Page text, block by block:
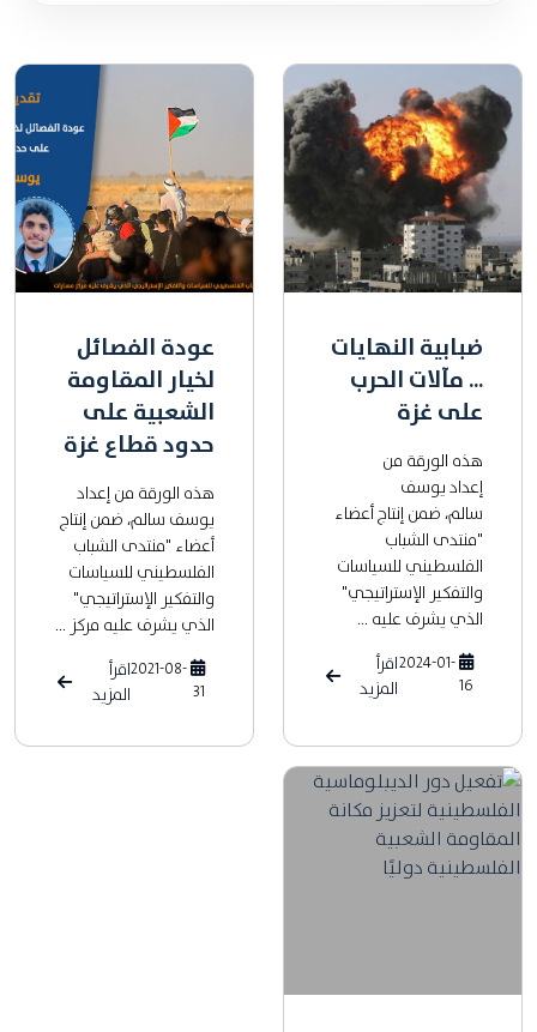
ضبابية النهايات
... مآلات الحرب
على غزة
هذه الورقة من
إعداد يوسف
سالم، ضمن إنتاج أعضاء
"منتدى الشباب
الفلسطيني للسياسات
والتفكير الإستراتيجي"
الذي يشرف عليه ...
2024-01-
16
اقرأ
المزيد
عودة الفصائل
لخيار المقاومة
الشعبية على
حدود قطاع غزة
هذه الورقة من إعداد
يوسف سالم، ضمن إنتاج
أعضاء "منتدى الشباب
الفلسطيني للسياسات
والتفكير الإستراتيجي"
الذي يشرف عليه مركز ...
2021-08-
31
اقرأ
المزيد